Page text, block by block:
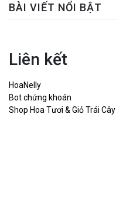
BÀI VIẾT NỔI BẬT
Liên kết
HoaNelly
Bot chứng khoán
Shop Hoa Tươi & Giỏ Trái Cây